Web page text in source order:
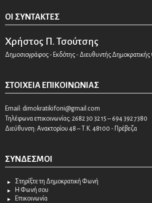
ΟΙ ΣΥΝΤΆΚΤΕΣ
Χρήστος Π. Τσούτσης
Δημοσιογράφος - Εκδότης - Διευθυντής
ΣΤΟΙΧΕΊΑ ΕΠΙΚΟΙΝΩΝΊΑΣ
Email: dimokratikifoni@gmail.com
Τηλέφωνα επικοινωνίας: 2682 30 32 15 – 694 392 7380
Διεύθυνση: Ανακτορίου 48 – Τ.Κ. 48100 - Πρέβεζα
ΣΎΝΔΕΣΜΟΙ
Στηρίξτε τη Δημοκρατική Φωνή
Η Φωνή σου
Επικοινωνία